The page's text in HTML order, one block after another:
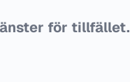
för tillfället.